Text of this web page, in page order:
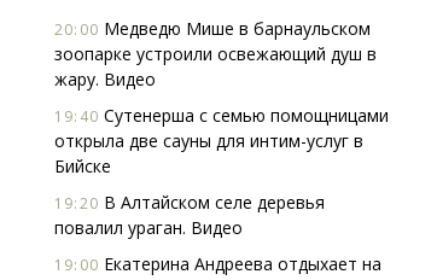
20:00 Медведю Мише в барнаульском
зоопарке устроили освежающий душ в
жару. Видео
19:40 Сутенерша с семью помощницами
открыла две сауны для интим-услуг в
Бийске
19:20 В Алтайском селе деревья
повалил ураган. Видео
19:00 Екатерина Андреева отдыхает на